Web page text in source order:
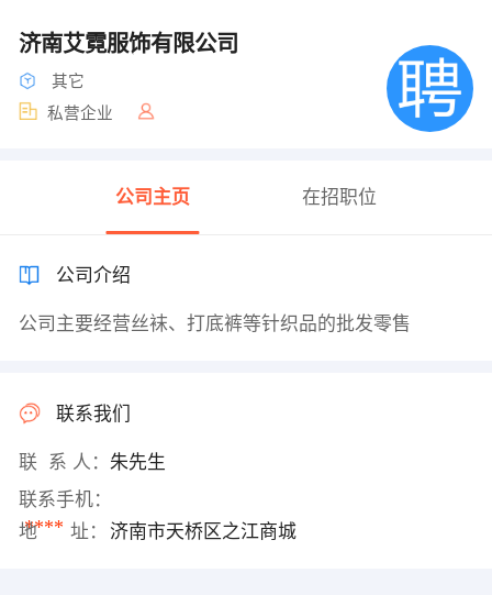
济南艾霓服饰有限公司
其它
私营企业
公司主页 在招职位
公司介绍
公司主要经营丝袜、打底裤等针织品的批发零售
联系我们
联 系 人： 朱先生
联系手机：
****
地 址： 济南市天桥区之江商城